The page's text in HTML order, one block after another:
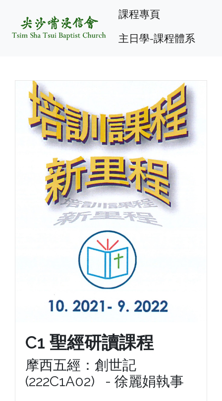
課程專頁
主日學-課程體系
C1 聖經研讀課程
摩西五經：創世記
(222C1A02) - 徐麗娟執事